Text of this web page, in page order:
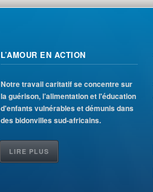
L’AMOUR EN ACTION
Notre travail caritatif se concentre sur
la guérison, l’alimentation et l'éducation
d'enfants vulnérables et démunis dans
des bidonvilles sud-africains.
LIRE PLUS